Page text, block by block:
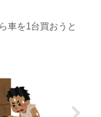
車を1台買おうと